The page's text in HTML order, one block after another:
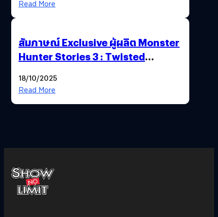
Read More
สัมภาษณ์ Exclusive ผู้ผลิต Monster
Hunter Stories 3 : Twisted
สวยฉ่ำ !
18/10/2025
Read More